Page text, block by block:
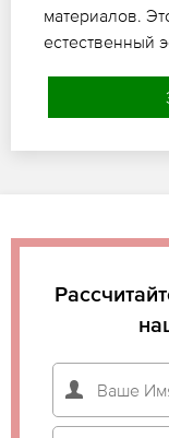
материалов.
естественный